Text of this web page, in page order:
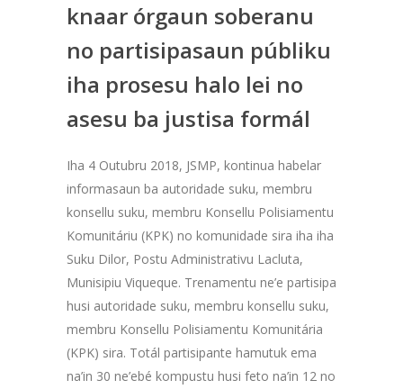
knaar órgaun soberanu
no partisipasaun públiku
iha prosesu halo lei no
asesu ba justisa formál
Iha 4 Outubru 2018, JSMP, kontinua habelar
informasaun ba autoridade suku, membru
konsellu suku, membru Konsellu Polisiamentu
Komunitáriu (KPK) no komunidade sira iha iha
Suku Dilor, Postu Administrativu Lacluta,
Munisipiu Viqueque. Trenamentu ne’e partisipa
husi autoridade suku, membru konsellu suku,
membru Konsellu Polisiamentu Komunitária
(KPK) sira. Totál partisipante hamutuk ema
na’in 30 ne’ebé kompustu husi feto na’in 12 no